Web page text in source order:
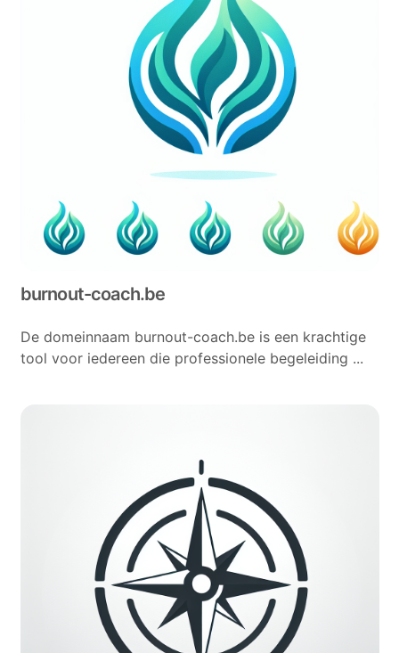
burnout-coach.be
De domeinnaam burnout-coach.be is een krachtige
tool voor iedereen die professionele begeleiding ...